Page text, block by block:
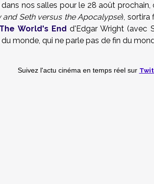
nos salles pour le 28 août
and Seth versus the Apocalypse), sortira
The World's End d'Edgar Wright (avec
monde, qui ne parle pas de fin du
Suivez l'actu cinéma en temps réel sur